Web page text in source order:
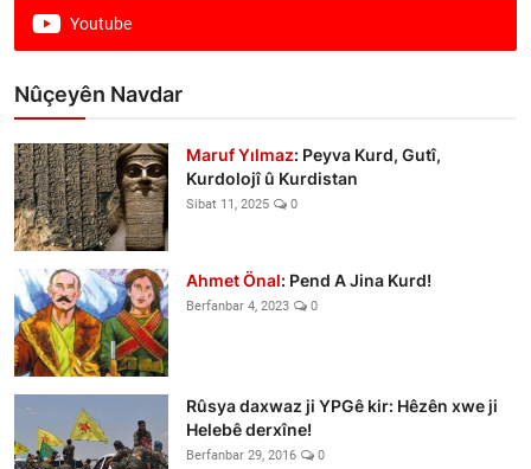
Youtube
Nûçeyên Navdar
Maruf Yılmaz: Peyva Kurd, Gutî,
Kurdolojî û Kurdistan
Sibat 11, 2025 0
Ahmet Önal: Pend A Jina Kurd!
Berfanbar 4, 2023 0
Rûsya daxwaz ji YPGê kir: Hêzên xwe ji
Helebê derxîne!
Berfanbar 29, 2016 0